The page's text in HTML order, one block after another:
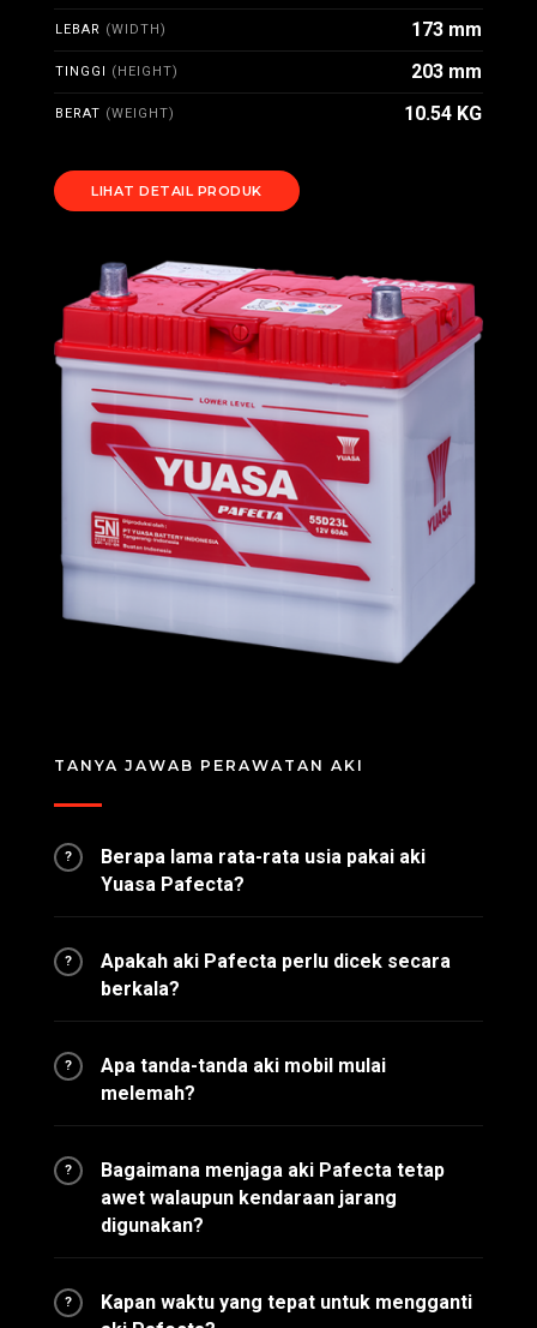
LEBAR (WIDTH) 173 mm
TINGGI (HEIGHT) 203 mm
BERAT (WEIGHT) 10.54 KG
LIHAT DETAIL PRODUK
TANYA JAWAB PERAWATAN AKI
?
Berapa lama rata-rata usia pakai aki
Yuasa Pafecta?
?
Apakah aki Pafecta perlu dicek secara
berkala?
?
Apa tanda-tanda aki mobil mulai
melemah?
?
Bagaimana menjaga aki Pafecta tetap
awet walaupun kendaraan jarang
digunakan?
?
Kapan waktu yang tepat untuk mengganti